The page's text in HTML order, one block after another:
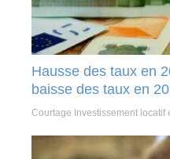
Hausse des taux en
baisse des taux en
Courtage Investissement locatif